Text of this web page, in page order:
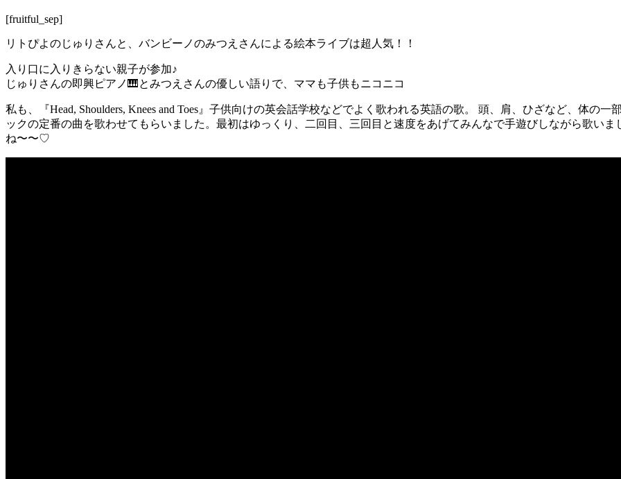
[fruitful_sep]
リトぴよのじゅりさんと、バンビーノのみつえさんによる絵本ライブは超人気！！
入り口に入りきらない親子が参加♪
じゅりさんの即興ピアノ 🎹 とみつえさんの優しい語りで、ママも子供もニコニコ
私も、『Head, Shoulders, Knees and Toes』子供向けの英会話学校などでよく歌われる英語の歌。 頭、肩、ひざなど、体の
ックの定番の曲を歌わせてもらいました。最初はゆっくり、二回目、三回目と速度をあげてみんなで手遊びしながら歌いま
ね〜〜♡